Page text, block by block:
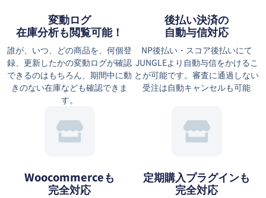
変動ログ
在庫分析も閲覧可能！
誰が、いつ、どの商品を、何個登
録、更新したかの変動ログが確認
できるのはもちろん、期間中に動
きのない在庫なども確認できま
す。
後払い決済の
自動与信対応
NP後払い・スコア後払いにて
JUNGLEより自動与信をかけるこ
とが可能です。審査に通過しない
受注は自動キャンセルも可能
Woocommerceも
完全対応
定期購入プラグインも
完全対応